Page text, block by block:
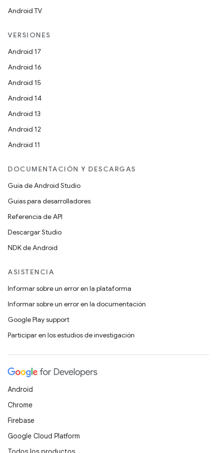
Android TV
VERSIONES
Android 17
Android 16
Android 15
Android 14
Android 13
Android 12
Android 11
DOCUMENTACIÓN Y DESCARGAS
Guía de Android Studio
Guías para desarrolladores
Referencia de API
Descargar Studio
NDK de Android
ASISTENCIA
Informar sobre un error en la plataforma
Informar sobre un error en la documentación
Google Play support
Participar en los estudios de investigación
Android
Chrome
Firebase
Google Cloud Platform